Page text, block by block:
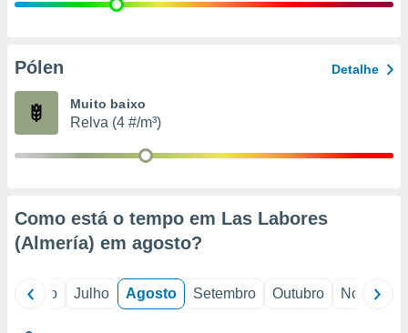
e
de
Pólen Detalhe
Muito baixo
Relva (4 #/m³)
Como está o tempo em Las Labores
(Almería) em agosto?
Junho Julho Agosto Setembro Outubro Novembro